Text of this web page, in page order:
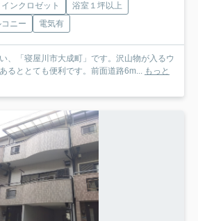
ンクロゼット
浴室１坪以上
ニー 電気有
、「寝屋川市大成町」です。沢山物が入るウ
るととても便利です。前面道路6m... もっと